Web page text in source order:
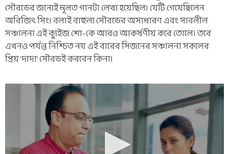
সৌরভের জন্যেই মূলত গানটা লেখা হয়েছিল। যেটি গেয়েছিলেন
অরিজিৎ সিং। বলাই বাহুল্য সৌরভের অসাধারণ এবং সাবলীল
সঞ্চালনা এই ক্যুইজ শো-কে আরও আকর্ষণীয় করে তোলে। তবে
এখনও পর্যন্ত নিশ্চিত নয় এই বারের সিজনের সঞ্চালনা সকলের
প্রিয় 'দাদা' সৌরভই করবেন কিনা।